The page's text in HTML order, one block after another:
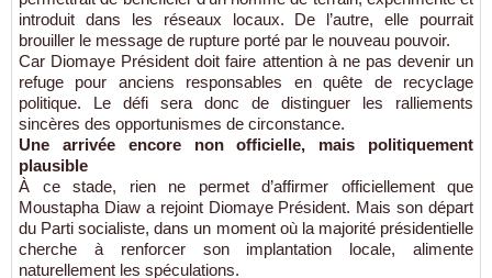
introduit dans les réseaux locaux. De l’autre, elle pourrait
brouiller le message de rupture porté par le nouveau pouvoir.
Car Diomaye Président doit faire attention à ne pas devenir un
refuge pour anciens responsables en quête de recyclage
politique. Le défi sera donc de distinguer les ralliements
sincères des opportunismes de circonstance.
Une arrivée encore non officielle, mais politiquement
plausible
À ce stade, rien ne permet d’affirmer officiellement que
Moustapha Diaw a rejoint Diomaye Président. Mais son départ
du Parti socialiste, dans un moment où la majorité présidentielle
cherche à renforcer son implantation locale, alimente
naturellement les spéculations.